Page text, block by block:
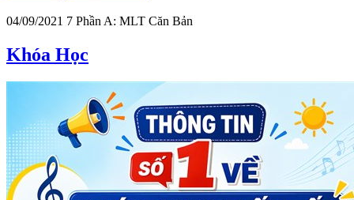
04/09/2021 7 Phần A: MLT Căn Bản
Khóa Học